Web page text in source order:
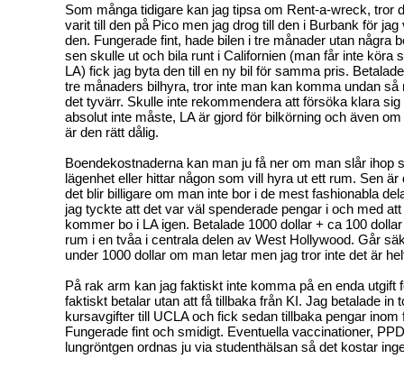
Som många tidigare kan jag tipsa om Rent-a-wreck, tror
varit till den på Pico men jag drog till den i Burbank för jag
den. Fungerade fint, hade bilen i tre månader utan några
sen skulle ut och bila runt i Californien (man får inte köra
LA) fick jag byta den till en ny bil för samma pris.
tre månaders bilhyra, tror inte man kan komma undan så
det tyvärr. Skulle inte rekommendera att försöka klara sig
absolut inte måste, LA är gjord för bilkörning och även
är den rätt dålig.
Boendekostnaderna kan man ju få ner om man slår ihop
lägenhet eller hittar någon som vill hyra ut ett rum. Sen
det blir billigare om man inte bor i de mest fashionabla
jag tyckte att det var väl spenderade pengar i och med
kommer bo i LA igen. Betalade 1000 dollar + ca 100
rum i en tvåa i centrala delen av West Hollywood. Går
under 1000 dollar om man letar men jag tror inte det är
På rak arm kan jag faktiskt inte komma på en enda utgift
faktiskt betalar utan att få tillbaka från KI. Jag betalade in
kursavgifter till UCLA och fick sedan tillbaka pengar inom
Fungerade fint och smidigt. Eventuella vaccinationer,
lungröntgen ordnas ju via studenthälsan så det kostar